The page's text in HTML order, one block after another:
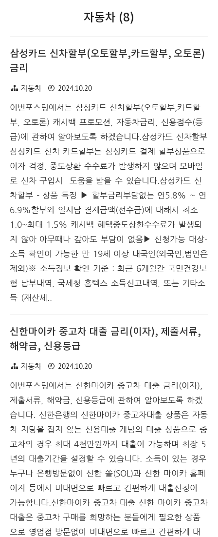
자동차 (8)
삼성카드 신차할부(오토할부,카드할부, 오토론)
금리
자동차
2024.10.20
이번포스팅에서는 삼성카드 신차할부(오토할부,카드할
부, 오토론) 캐시백 프로모션, 자동차금리, 신용점수(등
급)에 관하여 알아보도록 하겠습니다.삼성카드 신차할부
삼성카드 신차 카드할부는 삼성카드 결제 할부상품으로
이자 걱정, 중도상환 수수료가 발생하지 않으며 모바일
로 신차 구입시 도움을 받을 수 있습니다.삼성카드 신
차할부 - 상품 특징 ▶ 할부금리부담없는 연5.8% ~ 연
6.9%할부외 일시납 결제금액(선수금)에 대해서 최소
1.0~최대 1.5% 캐시백 혜택중도상환수수료가 발생되
지 않아 아무때나 갚아도 부담이 없음▶ 신청가능 대상-
소득 확인이 가능한 만 19세 이상 내국인(외국인,법인은
제외)※ 소득정보 확인 기준 : 최근 6개월간 국민건강보
험 납부내역, 국세청 홈텍스 소득신고내역, 또는 기타소
득 (재산세..
신한마이카 중고차 대출 금리(이자), 제출서류,
해약금, 신용등급
자동차
2024.10.20
이번포스팅에서는 신한마이카 중고차 대출 금리(이자),
제출서류, 해약금, 신용등급에 관하여 알아보도록 하겠
습니다. 신한은행의 신한마이카 중고차대출 상품은 자동
차 저당을 잡지 않는 신용대출 개념의 대출 상품으로 중
고차의 경우 최대 4천만원까지 대출이 가능하며 최장 5
년의 대출기간을 설정할 수 있습니다. 소득이 있는 경우
누구나 은행방문없이 신한 쏠(SOL)과 신한 마이카 홈페
이지 등에서 비대면으로 빠르고 간편하게 대출신청이
가능합니다.신한마이카 중고차 대출 신한 마이카 중고차
대출은 중고차 구매를 희망하는 분들에게 필요한 상품
으로 영업점 방문없이 비대면으로 빠르고 간편하게 대